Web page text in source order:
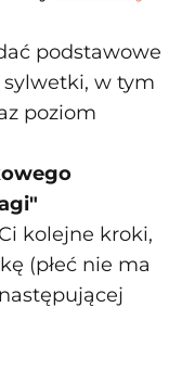
podstawowe
w tym
poziom
kolejne kroki,
(płeć nie ma